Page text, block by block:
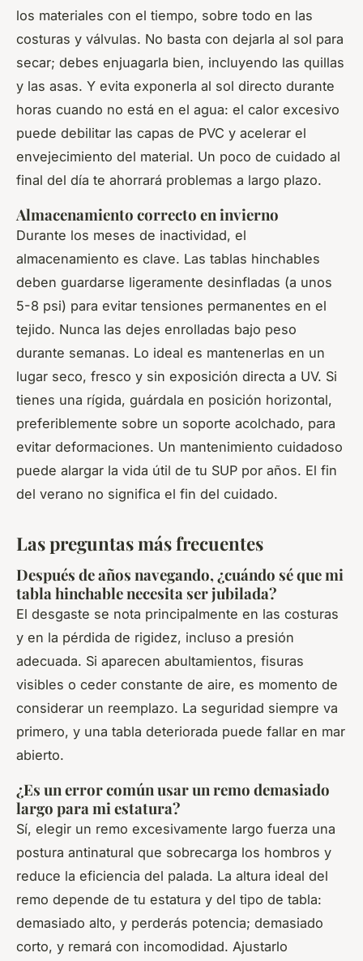
los materiales con el tiempo, sobre todo en las
costuras y válvulas. No basta con dejarla al sol para
secar; debes enjuagarla bien, incluyendo las quillas
y las asas. Y evita exponerla al sol directo durante
horas cuando no está en el agua: el calor excesivo
puede debilitar las capas de PVC y acelerar el
envejecimiento del material. Un poco de cuidado al
final del día te ahorrará problemas a largo plazo.
Almacenamiento correcto en invierno
Durante los meses de inactividad, el
almacenamiento es clave. Las tablas hinchables
deben guardarse ligeramente desinfladas (a unos
5-8 psi) para evitar tensiones permanentes en el
tejido. Nunca las dejes enrolladas bajo peso
durante semanas. Lo ideal es mantenerlas en un
lugar seco, fresco y sin exposición directa a UV. Si
tienes una rígida, guárdala en posición horizontal,
preferiblemente sobre un soporte acolchado, para
evitar deformaciones. Un mantenimiento cuidadoso
puede alargar la vida útil de tu SUP por años. El fin
del verano no significa el fin del cuidado.
Las preguntas más frecuentes
Después de años navegando, ¿cuándo sé que mi
tabla hinchable necesita ser jubilada?
El desgaste se nota principalmente en las costuras
y en la pérdida de rigidez, incluso a presión
adecuada. Si aparecen abultamientos, fisuras
visibles o ceder constante de aire, es momento de
considerar un reemplazo. La seguridad siempre va
primero, y una tabla deteriorada puede fallar en mar
abierto.
¿Es un error común usar un remo demasiado
largo para mi estatura?
Sí, elegir un remo excesivamente largo fuerza una
postura antinatural que sobrecarga los hombros y
reduce la eficiencia del palada. La altura ideal del
remo depende de tu estatura y del tipo de tabla:
demasiado alto, y perderás potencia; demasiado
corto, y remará con incomodidad. Ajustarlo